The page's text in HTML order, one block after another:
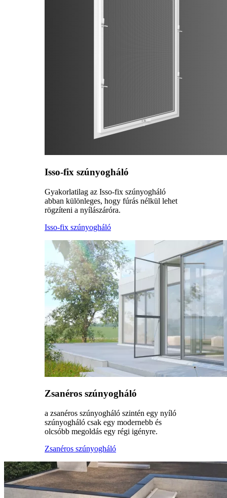
Isso-fix szúnyogháló
Gyakorlatilag az Isso-fix szúnyogháló
abban különleges, hogy fúrás nélkül lehet
rögzíteni a nyílászáróra.
Isso-fix szúnyogháló
Zsanéros szúnyogháló
a zsanéros szúnyogháló szintén egy nyíló
szúnyogháló csak egy modernebb és
olcsóbb megoldás egy régi igényre.
Zsanéros szúnyogháló